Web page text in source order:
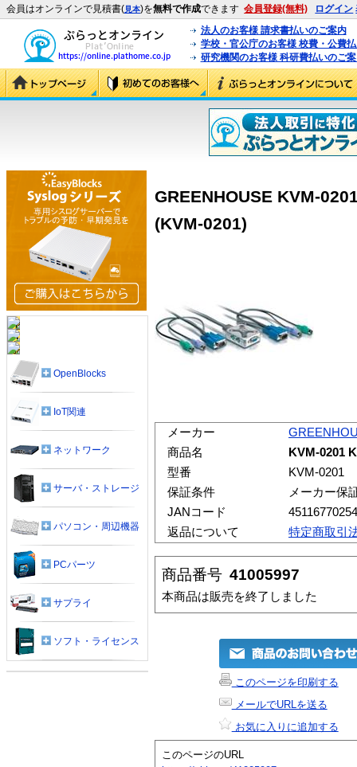
会員はオンラインで見積書(見本)を無料で作成できます 会員登録(無料) ログイン
法人のお客様 請求書払いのご案内
学校・官公庁のお客様 校費・公費
研究機関のお客様 科研費払いのご
GREENHOUSE KVM-
(KVM-0201)
メーカー
商品名
KVM-0201
型番
KVM-0201
保証条件
メーカー保
JANコード
返品について
特定商取引
商品番号 41005997
本商品は販売を終了しました
このページを印刷する
メールでURLを送る
お気に入りに追加する
このページのURL
OpenBlocks
IoT関連
ネットワーク
サーバ・ストレージ
パソコン・周辺機器
PCパーツ
サプライ
ソフト・ライセンス